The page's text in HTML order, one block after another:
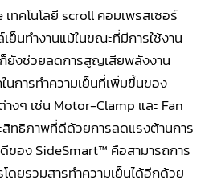
ทคโนโลยี scroll คอมเพรสเซอร์
ย็นทำงานแม้ในขณะที่มีการใช้งาน
ยังช่วยลดการสูญเสียพลังงาน
นการทำความเย็นที่เพิ่มขึ้นของ
งๆ เช่น Motor-Clamp และ Fan
ทธิภาพที่ดีด้วยการลดแรงต้านการ
ของ SideSmart™ คือสามารถการ
ยรวมสารทำความเย็นได้อีกด้วย